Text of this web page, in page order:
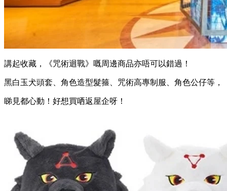
講起收藏，《咒術迴戰》嘅周邊商品亦唔可以錯過！
黑白玉犬頭套、角色造型髮箍、咒術高專制服、角色公仔等，
睇見都心動！好想買哂返屋企呀！